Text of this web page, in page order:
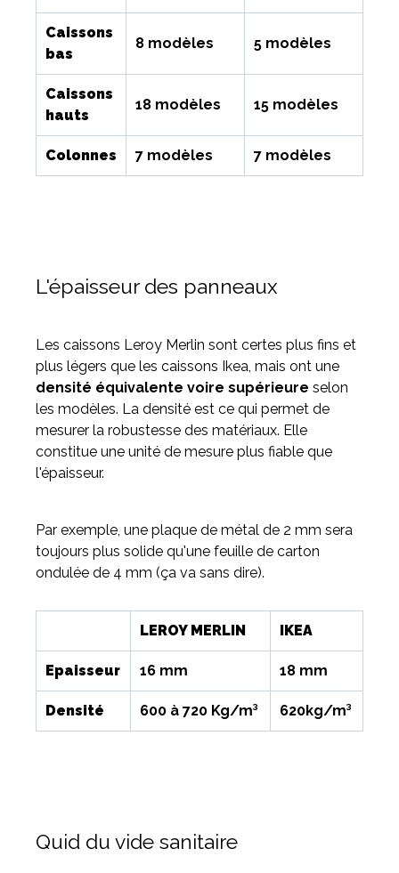
Caissons
bas
8 modèles 5 modèles
Caissons
hauts
18 modèles 15 modèles
Colonnes 7 modèles 7 modèles
L'épaisseur des panneaux
Les caissons Leroy Merlin sont certes plus fins et
plus légers que les caissons Ikea, mais ont une
densité équivalente voire supérieure selon
les modèles. La densité est ce qui permet de
mesurer la robustesse des matériaux. Elle
constitue une unité de mesure plus fiable que
l'épaisseur.
Par exemple, une plaque de métal de 2 mm sera
toujours plus solide qu'une feuille de carton
ondulée de 4 mm (ça va sans dire).
LEROY MERLIN IKEA
Epaisseur 16 mm 18 mm
Densité 600 à 720 Kg/m³ 620kg/m³
Quid du vide sanitaire